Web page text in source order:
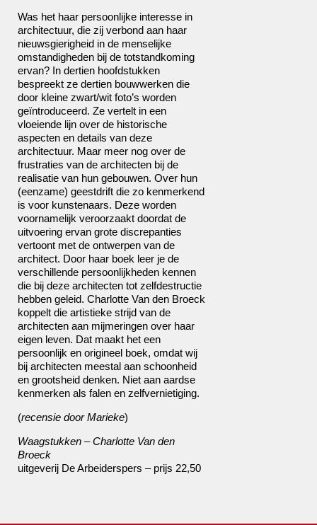
Was het haar persoonlijke interesse in
architectuur, die zij verbond aan haar
nieuwsgierigheid in de menselijke
omstandigheden bij de totstandkoming
ervan? In dertien hoofdstukken
bespreekt ze dertien bouwwerken die
door kleine zwart/wit foto’s worden
geïntroduceerd. Ze vertelt in een
vloeiende lijn over de historische
aspecten en details van deze
architectuur. Maar meer nog over de
frustraties van de architecten bij de
realisatie van hun gebouwen. Over hun
(eenzame) geestdrift die zo kenmerkend
is voor kunstenaars. Deze worden
voornamelijk veroorzaakt doordat de
uitvoering ervan grote discrepanties
vertoont met de ontwerpen van de
architect. Door haar boek leer je de
verschillende persoonlijkheden kennen
die bij deze architecten tot zelfdestructie
hebben geleid. Charlotte Van den Broeck
koppelt die artistieke strijd van de
architecten aan mijmeringen over haar
eigen leven. Dat maakt het een
persoonlijk en origineel boek, omdat wij
bij architecten meestal aan schoonheid
en grootsheid denken. Niet aan aardse
kenmerken als falen en zelfvernietiging.
(recensie doorMarieke)
Waagstukken – Charlotte Van den
Broeck
uitgeverij De Arbeiderspers – prijs 22,50